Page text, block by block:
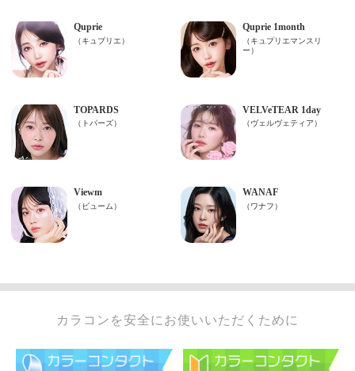
カラコンを安全にお使いいただくために